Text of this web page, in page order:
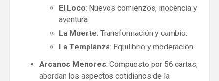
El Loco: Nuevos comienzos, inocencia y
aventura.
La Muerte: Transformación y cambio.
La Templanza: Equilibrio y moderación.
Arcanos Menores: Compuesto por 56 cartas,
abordan los aspectos cotidianos de la